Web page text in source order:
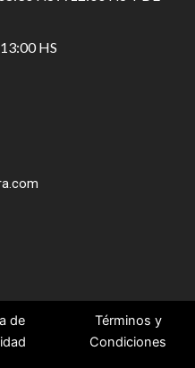
HS
de
Términos y
Condiciones